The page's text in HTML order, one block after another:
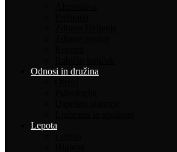
Odnosi in družina
Lepota